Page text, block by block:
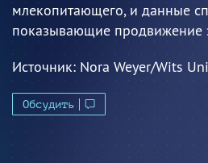
млекопитающего, и данные
показывающие продвижение
Источник:Nora Weyer/Wits
Обсудить